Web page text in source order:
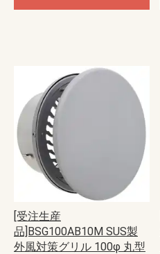
[受注生産
品]BSG100AB10M SUS製
外風対策グリル 100φ 丸型